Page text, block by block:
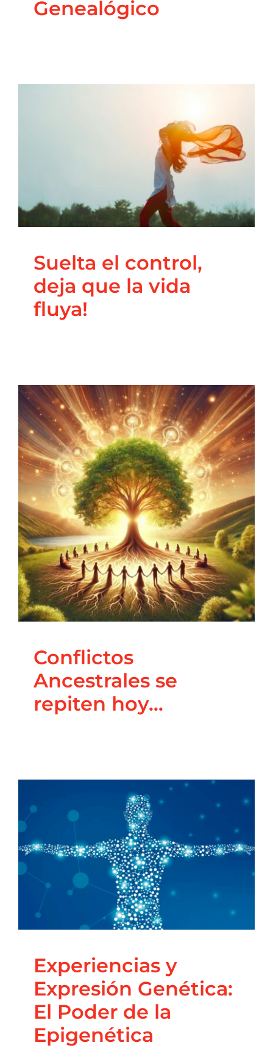
Genealógico
Suelta el control, deja
que la vida fluya!
Constelaciones familiares
Suelta el control,
deja que la vida
fluya!
Conflictos Ancestrales
se repiten hoy…
Blog Constelaciones familiares
Conflictos
Ancestrales se
repiten hoy…
Experiencias y
Expresión Genética: El
Poder de la
Epigenética
Coaching Nutricional Principal Salud Integrativa
Experiencias y
Expresión Genética:
El Poder de la
Epigenética